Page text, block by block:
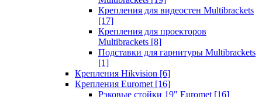
Крепления для видеостен Multibrackets
[17]
Крепления для проекторов
Multibrackets [8]
Подставки для гарнитуры Multibrackets
[1]
Крепления Hikvision [6]
Крепления Euromet [16]
Рэковые стойки 19" Euromet [16]